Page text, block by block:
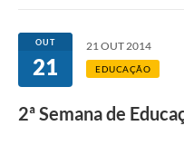
OUT
21
21 OUT 2014
EDUCAÇÃO
2ª Semana de